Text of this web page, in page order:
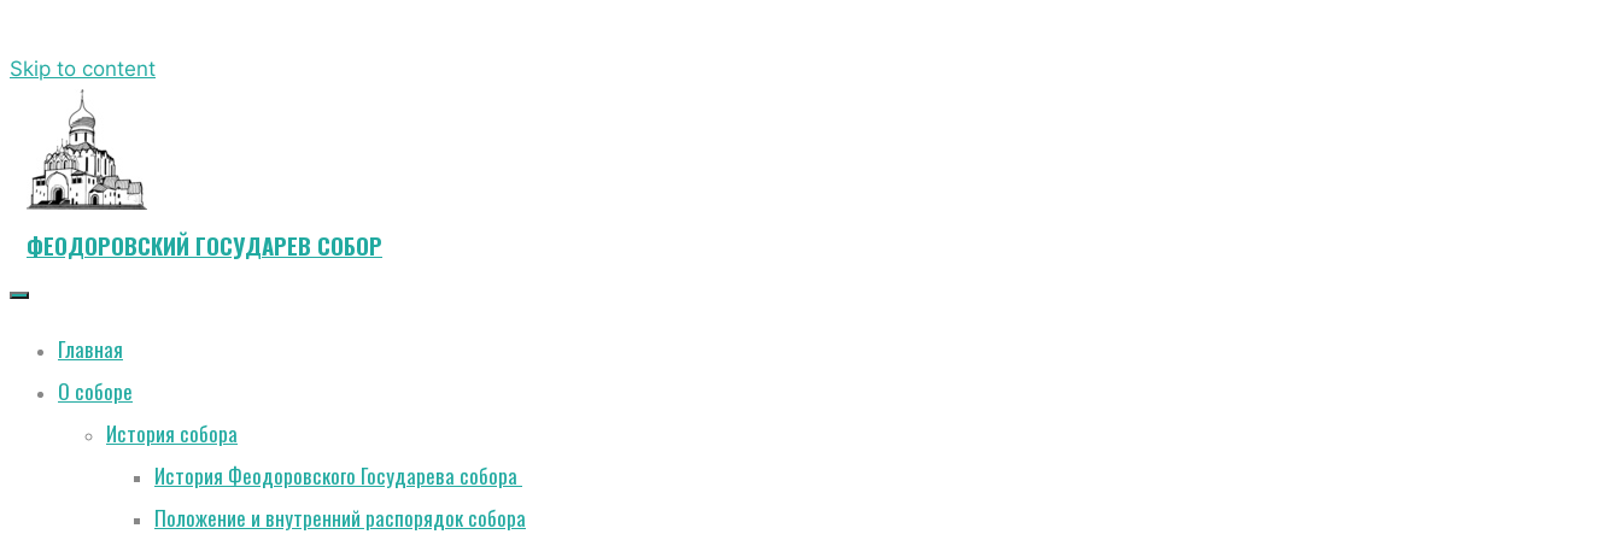
Skip to content
ФЕОДОРОВСКИЙ ГОСУДАРЕВ СОБОР
Главная
О соборе
История собора
История Феодоровского Государева собора
Положение и внутренний распорядок собора